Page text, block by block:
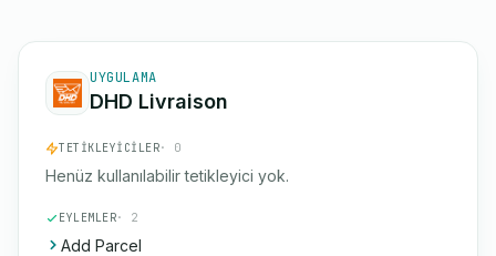
UYGULAMA
DHD Livraison
TETIKLEYICILER· 0
Henüz kullanılabilir tetikleyici yok.
EYLEMLER· 2
Add Parcel